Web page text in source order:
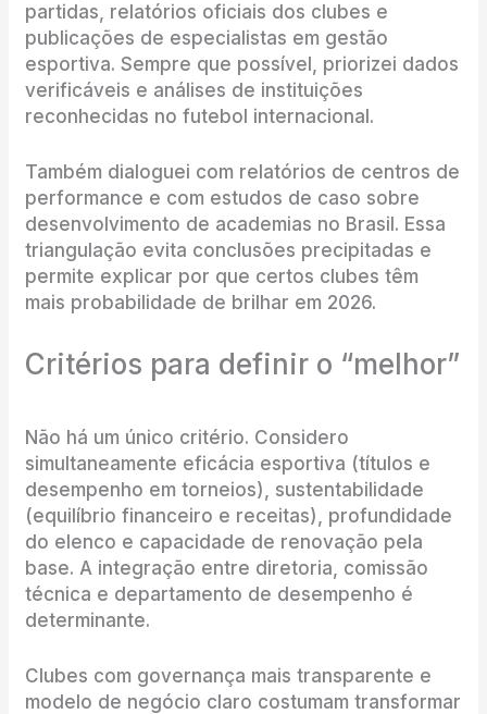
partidas, relatórios oficiais dos clubes e
publicações de especialistas em gestão
esportiva. Sempre que possível, priorizei dados
verificáveis e análises de instituições
reconhecidas no futebol internacional.
Também dialoguei com relatórios de centros de
performance e com estudos de caso sobre
desenvolvimento de academias no Brasil. Essa
triangulação evita conclusões precipitadas e
permite explicar por que certos clubes têm
mais probabilidade de brilhar em 2026.
Critérios para definir o “melhor”
Não há um único critério. Considero
simultaneamente eficácia esportiva (títulos e
desempenho em torneios), sustentabilidade
(equilíbrio financeiro e receitas), profundidade
do elenco e capacidade de renovação pela
base. A integração entre diretoria, comissão
técnica e departamento de desempenho é
determinante.
Clubes com governança mais transparente e
modelo de negócio claro costumam transformar